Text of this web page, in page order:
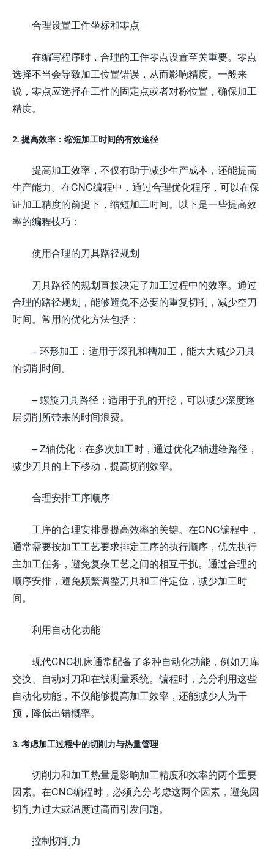
合理设置工件坐标和零点
在编写程序时，合理的工件零点设置至关重要。零点
选择不当会导致加工位置错误，从而影响精度。一般来
说，零点应选择在工件的固定点或者对称位置，确保加工
精度。
2. 提高效率：缩短加工时间的有效途径
提高加工效率，不仅有助于减少生产成本，还能提高
生产能力。在CNC编程中，通过合理优化程序，可以在保
证加工精度的前提下，缩短加工时间。以下是一些提高效
率的编程技巧：
使用合理的刀具路径规划
刀具路径的规划直接决定了加工过程中的效率。通过
合理的路径规划，能够避免不必要的重复切削，减少空刀
时间。常用的优化方法包括：
– 环形加工：适用于深孔和槽加工，能大大减少刀具
的切削时间。
– 螺旋刀具路径：适用于孔的开挖，可以减少深度逐
层切削所带来的时间浪费。
– Z轴优化：在多次加工时，通过优化Z轴进给路径，
减少刀具的上下移动，提高切削效率。
合理安排工序顺序
工序的合理安排是提高效率的关键。在CNC编程中，
通常需要按加工工艺要求排定工序的执行顺序，优先执行
主加工任务，避免复杂工艺之间的相互干扰。通过合理的
顺序安排，避免频繁调整刀具和工件定位，减少加工时
间。
利用自动化功能
现代CNC机床通常配备了多种自动化功能，例如刀库
交换、自动对刀和在线测量系统。编程时，充分利用这些
自动化功能，不仅能够提高加工效率，还能减少人为干
预，降低出错概率。
3. 考虑加工过程中的切削力与热量管理
切削力和加工热量是影响加工精度和效率的两个重要
因素。在CNC编程时，必须充分考虑这两个因素，避免因
切削力过大或温度过高而引发问题。
控制切削力